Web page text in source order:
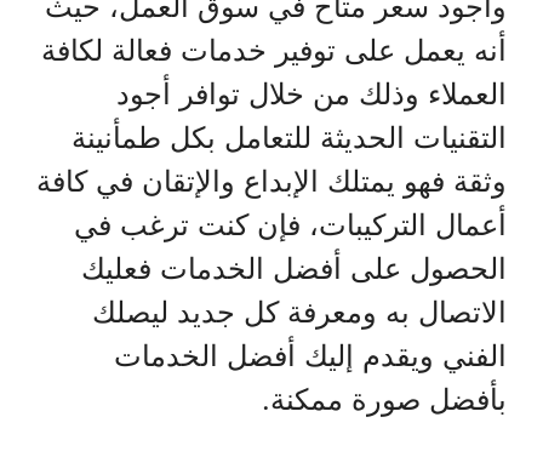
أنه يعمل على توفير خدمات فعالة لكافة
العملاء وذلك من خلال توافر أجود
التقنيات الحديثة للتعامل بكل طمأنينة
وثقة فهو يمتلك الإبداع والإتقان في كافة
أعمال التركيبات، فإن كنت ترغب في
الحصول على أفضل الخدمات فعليك
الاتصال به ومعرفة كل جديد ليصلك
الفني ويقدم إليك أفضل الخدمات
بأفضل صورة ممكنة.